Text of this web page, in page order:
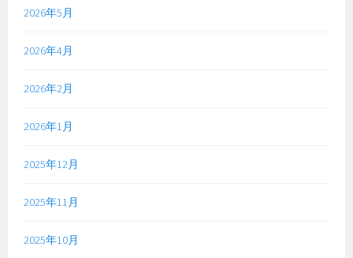
2026年5月
2026年4月
2026年2月
2026年1月
2025年12月
2025年11月
2025年10月